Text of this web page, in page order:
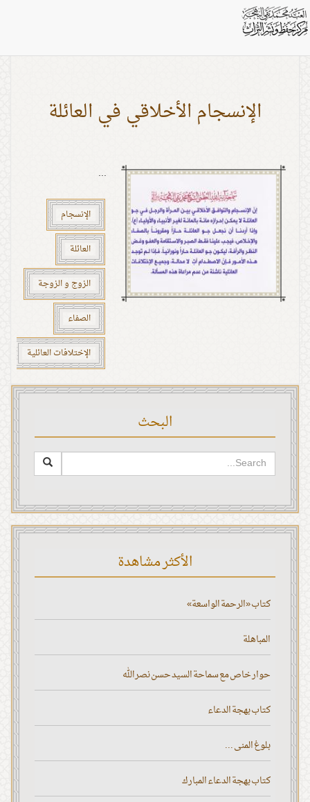
بطاقات: الإختلافات العائلية
الإنسجام الأخلاقي في العائلة
...
الإنسجام
العائلة
الزوج و الزوجة
الصفاء
الإختلافات العائلية
البحث
الأكثر مشاهدة
كتاب «الرحمة الواسعة»
المباهلة
حوار خاص مع سماحة السيد حسن نصر الله
كتاب بهجة الدعاء
بلوغ المنى ...
كتاب بهجة الدعاء المبارك